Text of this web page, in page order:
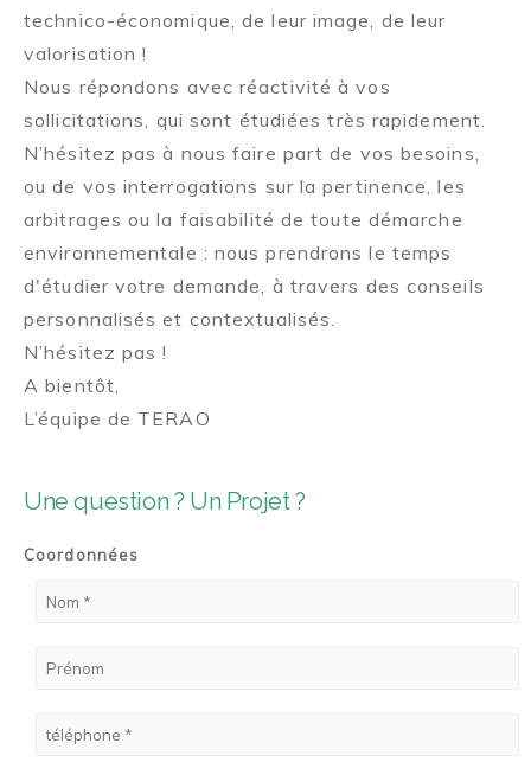
Une question ? Un Projet ?
Coordonnées
technico-économique, de leur image, de leur
valorisation !
Nous répondons avec réactivité à vos
sollicitations, qui sont étudiées très rapidement.
N’hésitez pas à nous faire part de vos besoins,
ou de vos interrogations sur la pertinence, les
arbitrages ou la faisabilité de toute démarche
environnementale : nous prendrons le temps
d'étudier votre demande, à travers des conseils
personnalisés et contextualisés.
N’hésitez pas !
A bientôt,
L’équipe de TERAO